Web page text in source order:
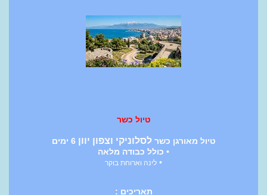
טיול כשר
טיול מאורגן כשרלסלוניקי וצפון יוון 6 ימים
• כולל כבודה מלאה
• לינה וארוחת בוקר
תאריכים :